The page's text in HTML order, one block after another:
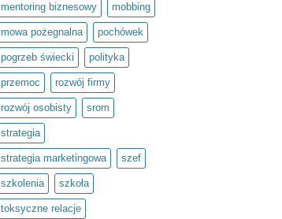
mentoring biznesowy mobbing
mowa pożegnalna pochówek
pogrzeb świecki polityka
przemoc rozwój firmy
rozwój osobisty srom
strategia
strategia marketingowa szef
szkolenia szkoła
toksyczne relacje